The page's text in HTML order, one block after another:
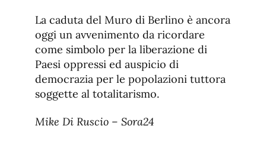
La caduta del Muro di Berlino è ancora
oggi un avvenimento da ricordare
come simbolo per la liberazione di
Paesi oppressi ed auspicio di
democrazia per le popolazioni tuttora
soggette al totalitarismo.
Mike Di Ruscio – Sora24